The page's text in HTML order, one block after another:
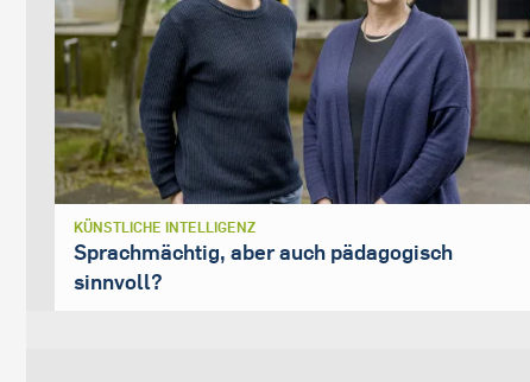
KÜNSTLICHE INTELLIGENZ
Sprachmächtig, aber auch pädagogisch
sinnvoll?